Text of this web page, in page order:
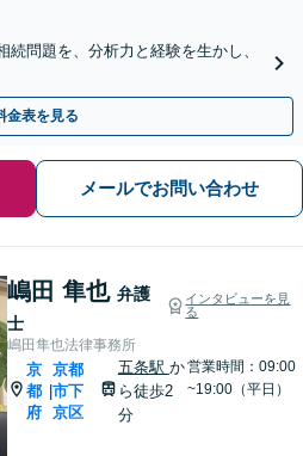
問題を、分析力と経験を生かし、
金表を見る
メールでお問い合わせ
嶋田 隼也 弁護
士
インタビューを見
る
嶋田隼也法律事務所
京
都
府
|
京都
市下
京区
五条駅 か
ら徒歩2
分
営業時間：09:00
~19:00（平日）